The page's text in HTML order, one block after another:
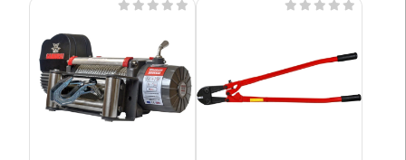
         